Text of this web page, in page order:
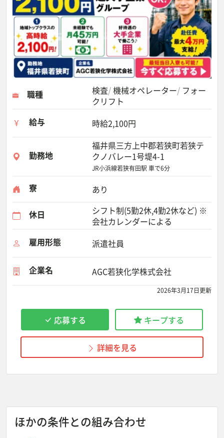
職種 検査 機械オペレーター フォー
クリフト
給与
時給2,100円
勤務地
福井県三方上中郡若狭町若狭テ
クノバレー1号堤4-1
JR小浜線若狭有田駅 車で6分
寮 あり
休日
シフト制(5勤2休,4勤2休など) ※
会社カレンダーによる
雇用形態
派遣社員
企業名 AGC若狭化学株式会社
2026年3月17日更新
応募する キープする
詳細を見る
ほかの条件との組み合わせ